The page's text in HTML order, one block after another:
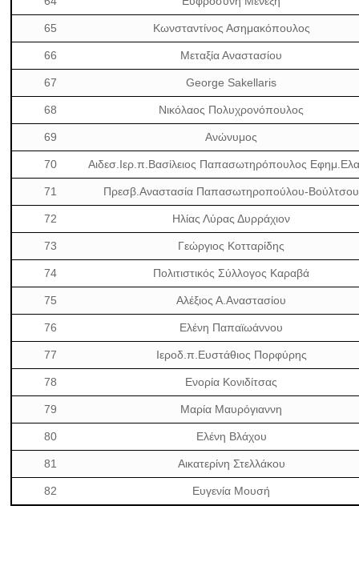
65 Κωνσταντίνος Ασημακόπουλος
66 Μεταξία Αναστασίου
67 George Sakellaris
68 Νικόλαος Πολυχρονόπουλος
69 Ανώνυμος
70 Αιδεσ.Ιερ.π.Βασίλειος Παπασωτηρόπουλος
71 Πρεσβ.Αναστασία Παπασωτηροπούλου-Βούλτσου
72 Ηλίας Λύρας Δυρράχιον
73 Γεώργιος Κοτταρίδης
74 Πολιτιστικός Σύλλογος Καραβά
75 Αλέξιος Α.Αναστασίου
76 Ελένη Παπαϊωάννου
77 Ιεροδ.π.Ευστάθιος Πορφύρης
78 Ενορία Κονιδίτσας
79 Μαρία Μαυρόγιαννη
80 Ελένη Βλάχου
81 Αικατερίνη Στελλάκου
82 Ευγενία Μουσή